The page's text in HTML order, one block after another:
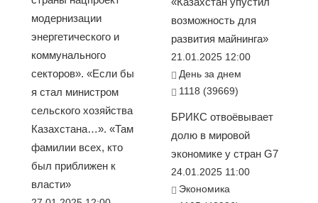
модернизации
энергетического и
коммунального
секторов». «Если бы
я стал министром
сельского хозяйства
Казахстана…». «Там
фамилии всех, кто
был приближен к
власти»
возможность для
развития майнинга»
21.01.2025 12:00
День за днем
1118 (39669)
БРИКС отвоёвывает
долю в мировой
экономике у стран G7
24.01.2025 11:00
Экономика